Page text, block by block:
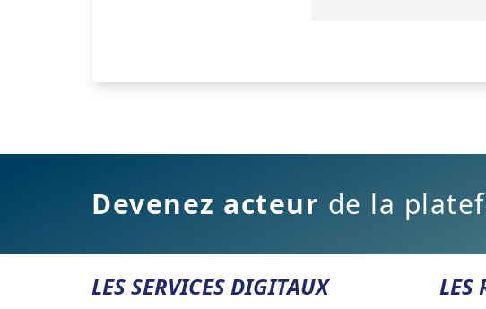
Devenez acteur de la
LES SERVICES DIGITAUX LES